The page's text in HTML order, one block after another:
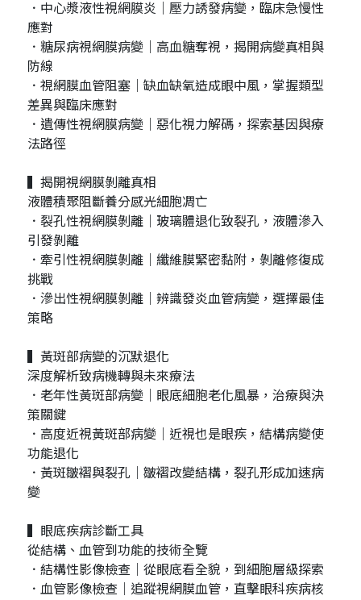
．中心漿液性視網膜炎｜壓力誘發病變，臨床急慢性
應對
．糖尿病視網膜病變｜高血糖奪視，揭開病變真相與
防線
．視網膜血管阻塞｜缺血缺氧造成眼中風，掌握類型
差異與臨床應對
．遺傳性視網膜病變｜惡化視力解碼，探索基因與療
法路徑
▍揭開視網膜剝離真相
液體積聚阻斷養分感光細胞凋亡
．裂孔性視網膜剝離｜玻璃體退化致裂孔，液體滲入
引發剝離
．牽引性視網膜剝離｜纖維膜緊密黏附，剝離修復成
挑戰
．滲出性視網膜剝離｜辨識發炎血管病變，選擇最佳
策略
▍黃斑部病變的沉默退化
深度解析致病機轉與未來療法
．老年性黃斑部病變｜眼底細胞老化風暴，治療與決
策關鍵
．高度近視黃斑部病變｜近視也是眼疾，結構病變使
功能退化
．黃斑皺褶與裂孔｜皺褶改變結構，裂孔形成加速病
變
▍眼底疾病診斷工具
從結構、血管到功能的技術全覽
．結構性影像檢查｜從眼底看全貌，到細胞層級探索
．血管影像檢查｜追蹤視網膜血管，直擊眼科疾病核